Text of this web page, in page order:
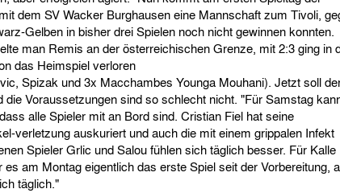
dem SV Wacker Burghausen eine Mannschaft zum Tivoli,
Gelben in bisher drei Spielen noch nicht gewinnen konnten.
man Remis an der österreichischen Grenze, mit 2:3 ging in
das Heimspiel verloren
Spizak und 3x Macchambes Younga Mouhani). Jetzt soll
die Voraussetzungen sind so schlecht nicht. "Für Samstag
alle Spieler mit an Bord sind. Cristian Fiel hat seine
verletzung auskuriert und auch die mit einem grippalen Infekt
Spieler Grlic und Salou fühlen sich täglich besser. Für Kalle
es am Montag eigentlich das erste Spiel seit der Vorbereitung,
täglich."